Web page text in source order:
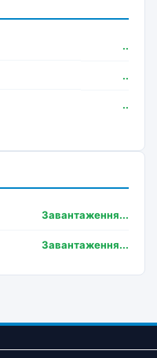
..
..
..
Завантаження...
Завантаження...